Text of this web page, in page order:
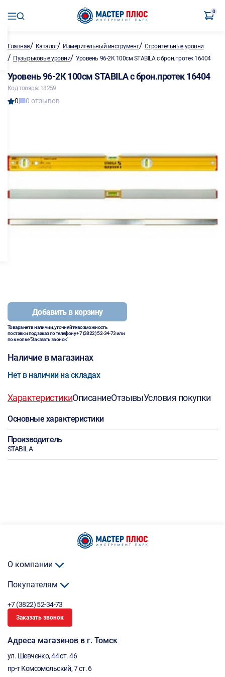
0
Главная/ Каталог/ Измерительный инструмент/ Строительные уровни
/ Пузырьковые уровни/Уровень 96-2К 100см STABILA с брон.протек 16404
Уровень 96-2К 100см STABILA с брон.протек 16404
Код товара: 18259
0 0 отзывов
Добавить в корзину
Товара нет в наличии, уточняйте возможность
поставки под заказ по телефону+7 (3822) 52-34-73или
по кнопке "Заказать звонок"
Наличие в магазинах
Нет в наличии на складах
ХарактеристикиОписаниеОтзывыУсловия покупки
Основные характеристики
Производитель
STABILA
О компании
Покупателям
+7 (3822) 52-34-73
Заказать звонок
Адреса магазинов в г. Томск
ул. Шевченко, 44 ст. 46
пр-т Комсомольский, 7 ст. 6